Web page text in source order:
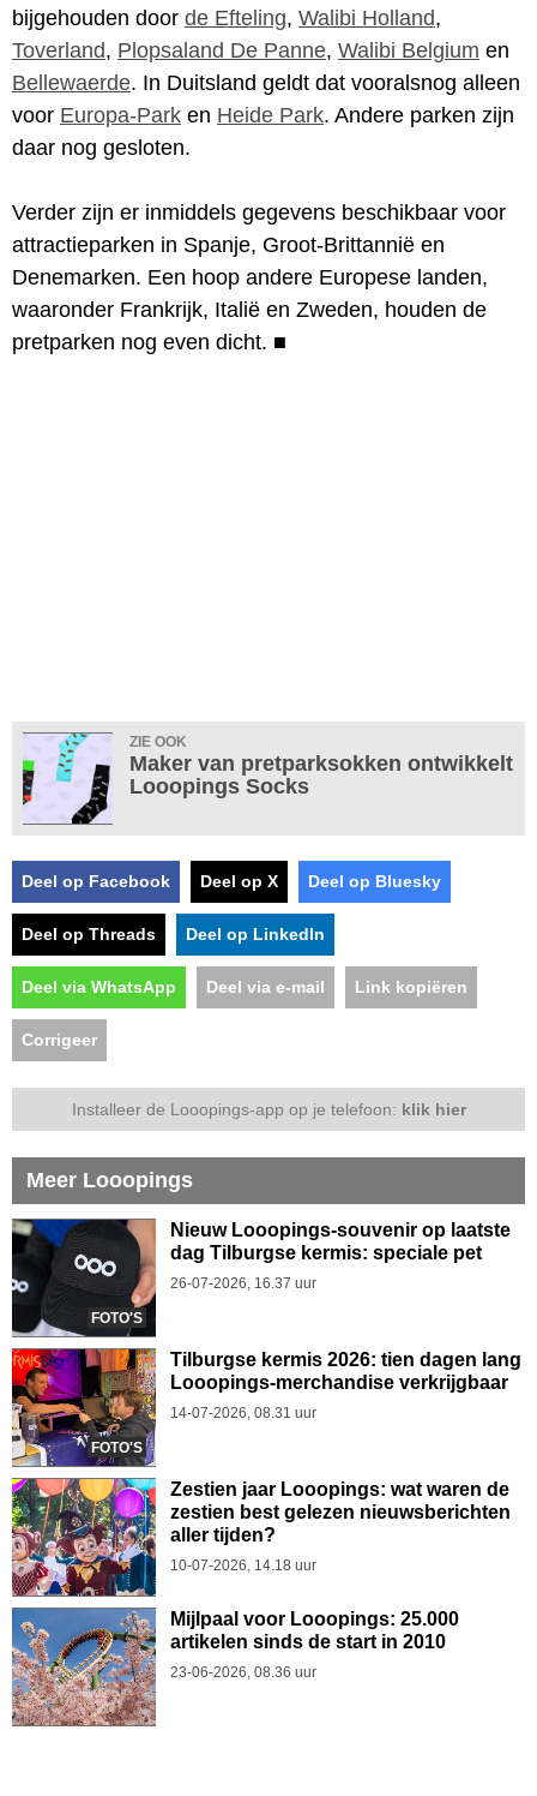
bijgehouden door de Efteling, Walibi Holland,
Toverland, Plopsaland De Panne, Walibi Belgium en
Bellewaerde. In Duitsland geldt dat vooralsnog alleen
voor Europa-Park en Heide Park. Andere parken zijn
daar nog gesloten.
Verder zijn er inmiddels gegevens beschikbaar voor
attractieparken in Spanje, Groot-Brittannië en
Denemarken. Een hoop andere Europese landen,
waaronder Frankrijk, Italië en Zweden, houden de
pretparken nog even dicht. ■
ZIE OOK
Maker van pretparksokken ontwikkelt
Looopings Socks
Deel op Facebook Deel op X Deel op Bluesky
Deel op Threads Deel op LinkedIn
Deel via WhatsApp Deel via e-mail Link kopiëren
Corrigeer
Installeer de Looopings-app op je telefoon: klik hier
Meer Looopings
FOTO'S
Nieuw Looopings-souvenir op laatste
dag Tilburgse kermis: speciale pet
26-07-2026, 16.37 uur
FOTO'S
Tilburgse kermis 2026: tien dagen lang
Looopings-merchandise verkrijgbaar
14-07-2026, 08.31 uur
Zestien jaar Looopings: wat waren de
zestien best gelezen nieuwsberichten
aller tijden?
10-07-2026, 14.18 uur
Mijlpaal voor Looopings: 25.000
artikelen sinds de start in 2010
23-06-2026, 08.36 uur